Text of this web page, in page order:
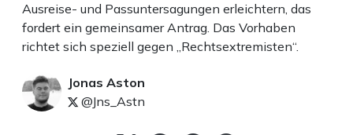
Ausreise- und Passuntersagungen erleichtern, das
fordert ein gemeinsamer Antrag. Das Vorhaben
richtet sich speziell gegen „Rechtsextremisten“.
Jonas Aston
@Jns_Astn